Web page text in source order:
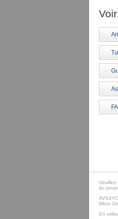
Veuillez
du
Micro
En